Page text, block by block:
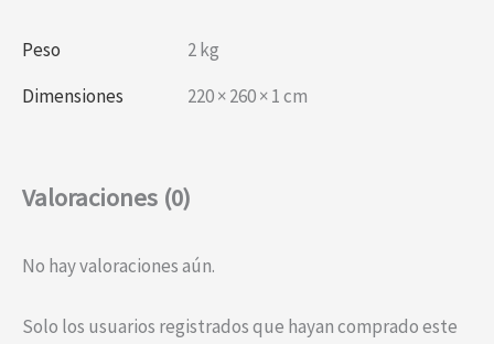
Peso
2 kg
Dimensiones
220 × 260 × 1 cm
Valoraciones (0)
No hay valoraciones aún.
Solo los usuarios registrados que hayan comprado este